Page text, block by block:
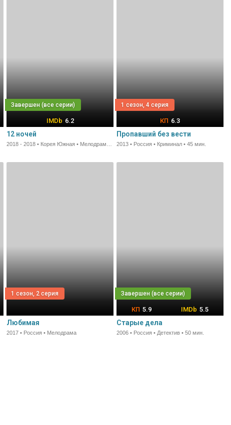
6.2
12 ночей
1 сезон, 4 серия
6.3
Пропавший без вести
2013 • Россия • Криминал • 45 мин.
1 сезон, 2 серия
Любимая
2017 • Россия • Мелодрама
5.9 5.5
Старые дела
2006 • Россия • Детектив • 50 мин.